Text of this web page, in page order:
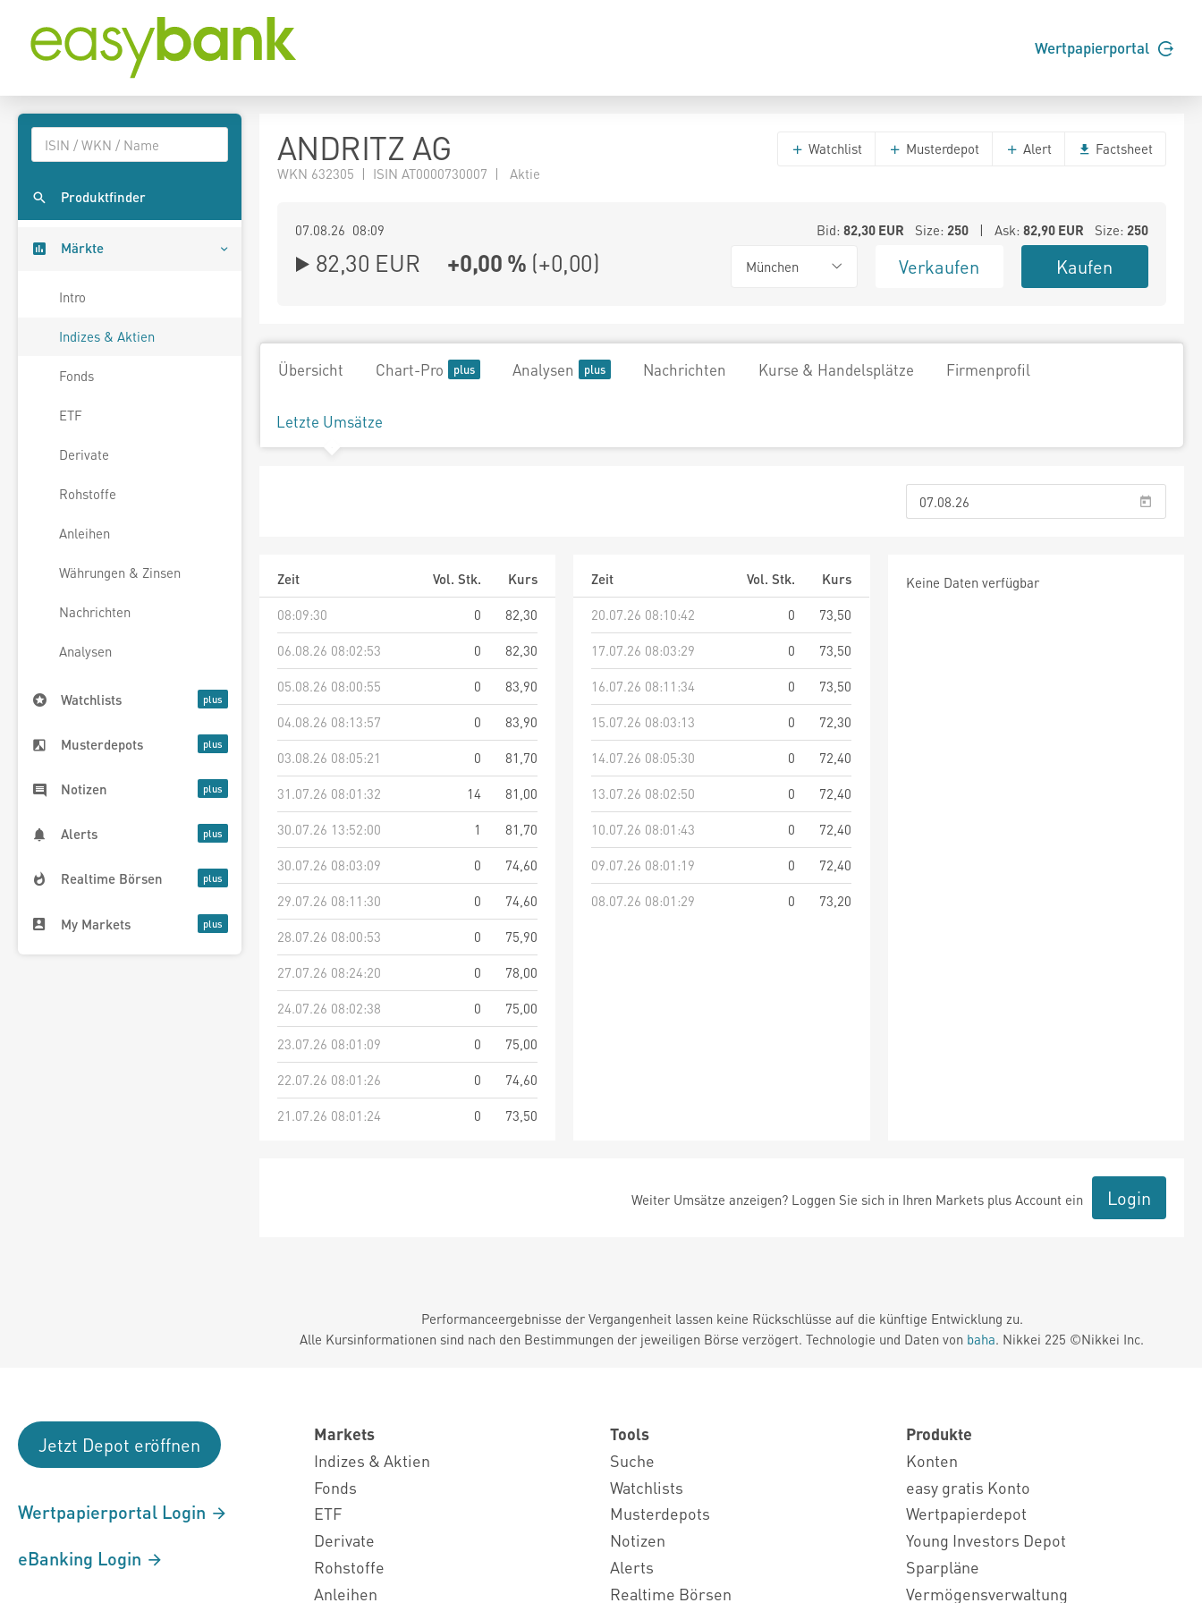
Wertpapierportal
Produktfinder
Märkte
Intro
Indizes & Aktien
Fonds
ETF
Derivate
Rohstoffe
Anleihen
Währungen & Zinsen
Nachrichten
Analysen
Watchlists
Musterdepots
Notizen
Alerts
Realtime Börsen
My Markets
ANDRITZ AG
WKN 632305 | ISIN AT0000730007 | Aktie
Watchlist Musterdepot Alert Factsheet
07.08.26 08:09 Bid: 82,30EUR Size: 250| Ask: 82,90EUR Size: 250
82,30 EUR +0,00 % (+0,00) München Verkaufen Kaufen
Übersicht Chart-Pro Analysen Nachrichten Kurse & Handelsplätze Firmenprofil
Letzte Umsätze
Zeit Vol. Stk.
Kurs
08:09:30
0
82,30
06.08.26 08:02:53
0
82,30
05.08.26 08:00:55
0
83,90
04.08.26 08:13:57
0
83,90
03.08.26 08:05:21
0
81,70
31.07.26 08:01:32
14
81,00
30.07.26 13:52:00
1
81,70
30.07.26 08:03:09
0
74,60
29.07.26 08:11:30
0
74,60
28.07.26 08:00:53
0
75,90
27.07.26 08:24:20
0
78,00
24.07.26 08:02:38
0
75,00
23.07.26 08:01:09
0
75,00
22.07.26 08:01:26
0
74,60
21.07.26 08:01:24
0 73,50
Zeit Vol. Stk.
Kurs
20.07.26 08:10:42
0
73,50
17.07.26 08:03:29
0
73,50
16.07.26 08:11:34
0
73,50
15.07.26 08:03:13
0
72,30
14.07.26 08:05:30
0
72,40
13.07.26 08:02:50
0
72,40
10.07.26 08:01:43
0
72,40
09.07.26 08:01:19
0
72,40
08.07.26 08:01:29
0 73,20
Keine Daten verfügbar
Weiter Umsätze anzeigen? Loggen Sie sich in Ihren Markets plus Account ein Login
Performanceergebnisse der Vergangenheit lassen keine Rückschlüsse auf die künftige Entwicklung zu.
Alle Kursinformationen sind nach den Bestimmungen der jeweiligen Börse verzögert. Technologie und Daten von baha. Nikkei 225 ©Nikkei Inc.
Jetzt Depot eröffnen
Wertpapierportal Login
eBanking Login
Markets
Indizes & Aktien
Fonds
ETF
Derivate
Rohstoffe
Anleihen
Tools
Suche
Watchlists
Musterdepots
Notizen
Alerts
Realtime Börsen
Produkte
Konten
easy gratis Konto
Wertpapierdepot
Young Investors Depot
Sparpläne
Vermögensverwaltung